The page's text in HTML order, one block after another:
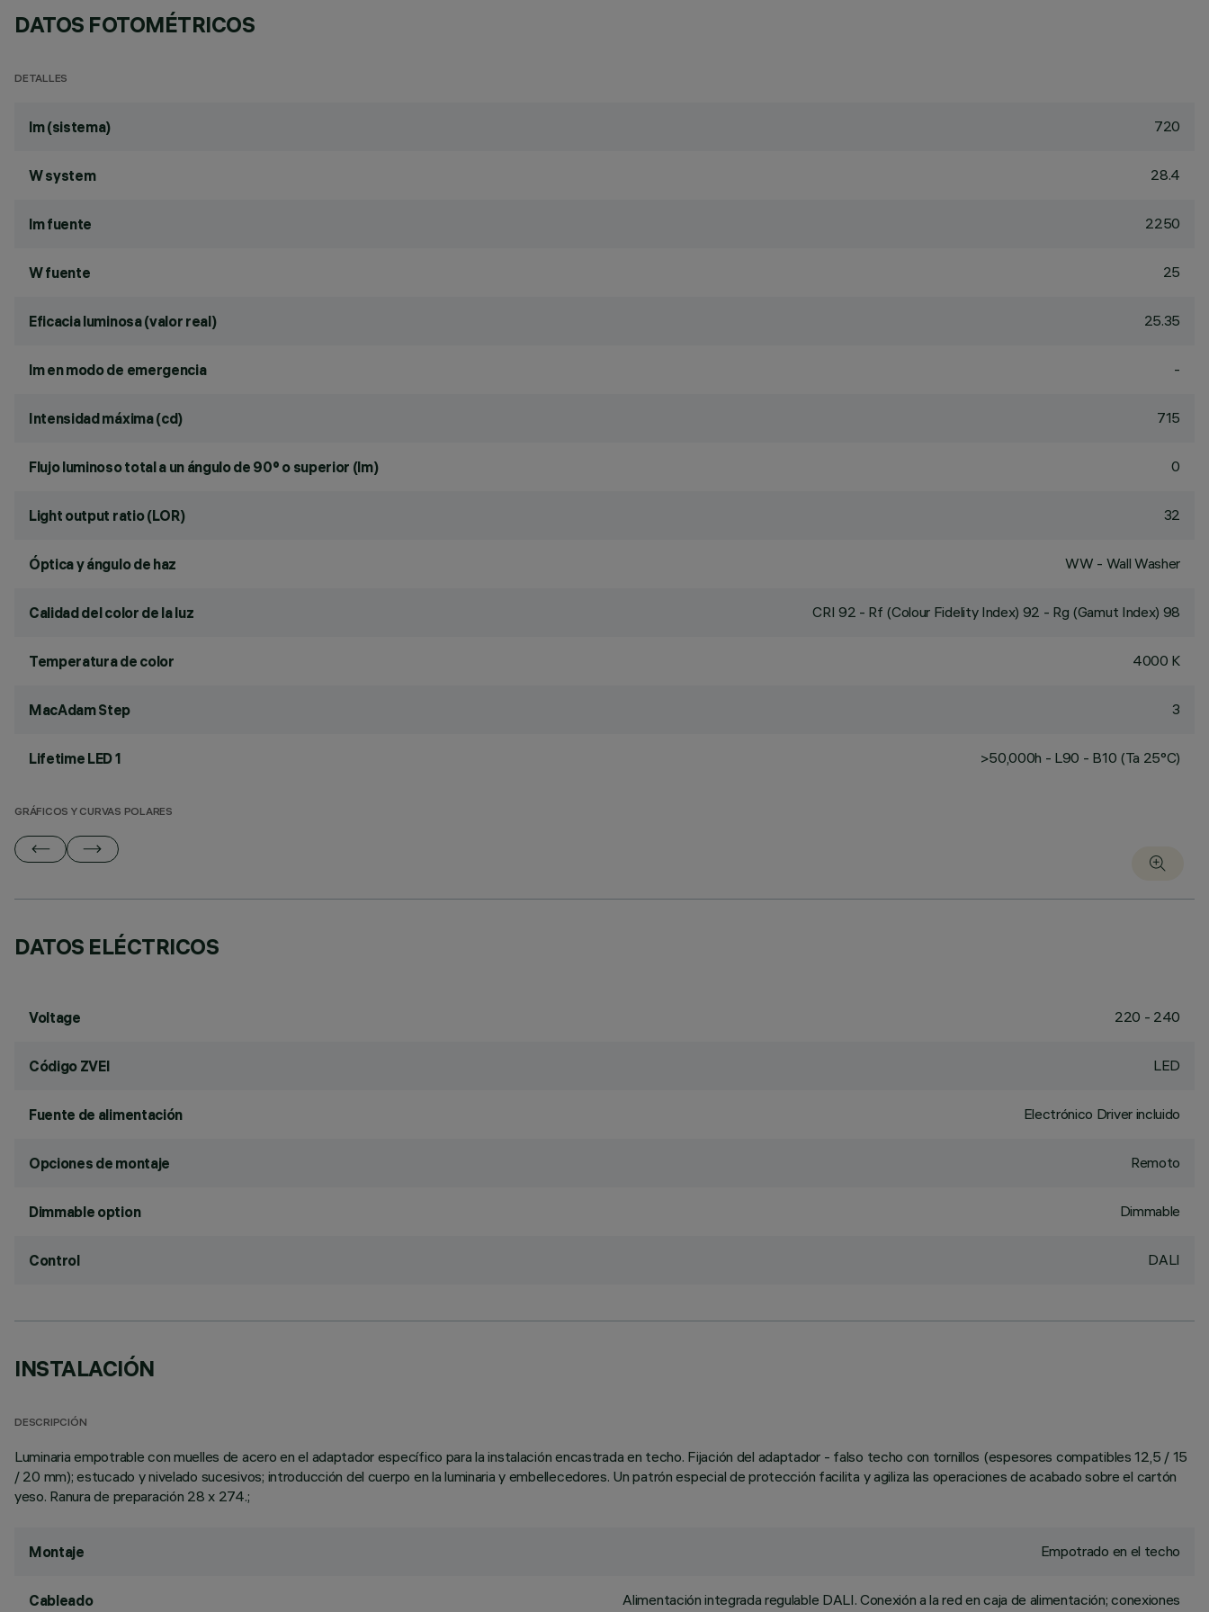
DATOS FOTOMÉTRICOS
DETALLES
lm (sistema) 720
W system 28.4
lm fuente 2250
W fuente 25
Eficacia luminosa (valor real) 25.35
lm en modo de emergencia -
Intensidad máxima (cd) 715
Flujo luminoso total a un ángulo de 90° o superior (lm) 0
Light output ratio (LOR) 32
Óptica y ángulo de haz WW - Wall Washer
Calidad del color de la luz CRI 92 - Rf (Colour Fidelity Index) 92 - Rg (Gamut Index) 98
Temperatura de color 4000 K
MacAdam Step 3
Lifetime LED 1 >50,000h - L90 - B10 (Ta 25°C)
GRÁFICOS Y CURVAS POLARES
DATOS ELÉCTRICOS
Voltage 220 - 240
Código ZVEI LED
Fuente de alimentación Electrónico Driver incluido
Opciones de montaje Remoto
Dimmable option Dimmable
Control DALI
INSTALACIÓN
DESCRIPCIÓN
Luminaria empotrable con muelles de acero en el adaptador específico para la instalación encastrada en techo. Fijación del adaptador - falso techo con tornillos (espesores compatibles 12,5 / 15
/ 20 mm); estucado y nivelado sucesivos; introducción del cuerpo en la luminaria y embellecedores. Un patrón especial de protección facilita y agiliza las operaciones de acabado sobre el cartón
yeso. Ranura de preparación 28 x 274.;
Montaje Empotrado en el techo
Cableado
Alimentación integrada regulable DALI. Conexión a la red en caja de alimentación; conexiones